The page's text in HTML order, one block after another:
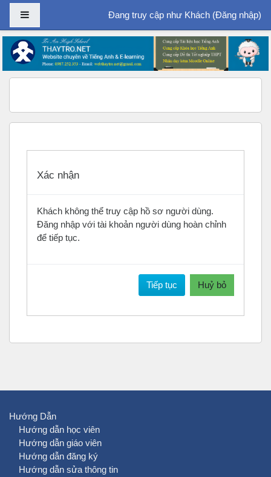
Chuyển tới nội dung chính
Bảng điều khiển cạnhĐang truy cập như Khách (Đăng nhập)
Xác nhận
Khách không thể truy cập hồ sơ người dùng.
Đăng nhập với tài khoản người dùng hoàn chỉnh
để tiếp tục.
Tiếp tục Huỷ bỏ
Hướng Dẫn
Hướng dẫn học viên
Hướng dẫn giáo viên
Hướng dẫn đăng ký
Hướng dẫn sửa thông tin